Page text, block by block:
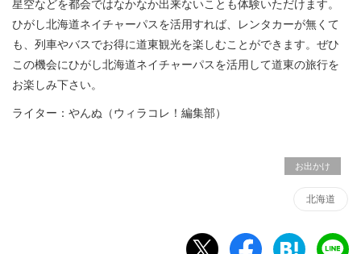
星空などを都会ではなかなか出来ないことも体験いただけます。
ひがし北海道ネイチャーパスを活用すれば、レンタカーが無くて
も、列車やバスでお得に道東観光を楽しむことができます。ぜひ
この機会にひがし北海道ネイチャーパスを活用して道東の旅行を
お楽しみ下さい。
ライター：やんぬ（ウィラコレ！編集部）
お出かけ
北海道